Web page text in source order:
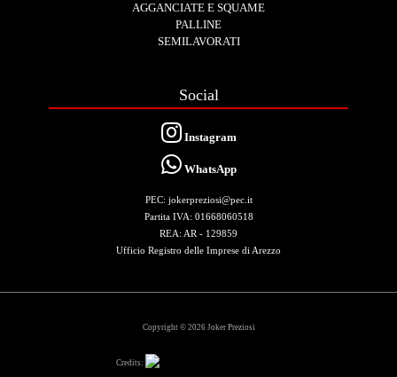
AGGANCIATE E SQUAME
PALLINE
SEMILAVORATI
Social
Instagram
WhatsApp
PEC: jokerpreziosi@pec.it
Partita IVA: 01668060518
REA: AR - 129859
Ufficio Registro delle Imprese di Arezzo
Copyright © 2026 Joker Preziosi
Credits: